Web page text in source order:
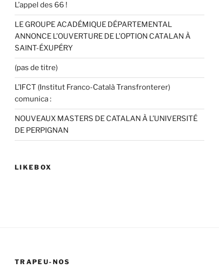
L’appel des 66 !
LE GROUPE ACADÉMIQUE DÉPARTEMENTAL
ANNONCE L’OUVERTURE DE L’OPTION CATALAN À
SAINT-ÉXUPÉRY
(pas de titre)
L’IFCT (Institut Franco-Català Transfronterer)
comunica :
NOUVEAUX MASTERS DE CATALAN À L’UNIVERSITÉ
DE PERPIGNAN
LIKEBOX
TRAPEU-NOS